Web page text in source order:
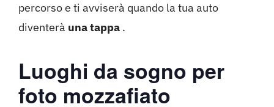
percorso e ti avviserà quando la tua auto
diventerà una tappa .
Luoghi da sogno per
foto mozzafiato